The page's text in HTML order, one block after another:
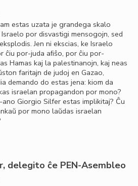
estas uzata je grandega skalo
por disvastigi mensogojn, sed
Jen ni ekscias, ke Israelo
ĉiu por-juda aﬁŝo, por ĉiu por-
Hamas kaj la palestinanojn, kaj neas
faritajn de judoj en Gazao,
demando do estas jena: kiom da
israelan propagandon por mono?
Giorgio Silfer estas implikitaj? Ĉu
por mono laŭdas israelan
delegito ĉe PEN-Asembleo